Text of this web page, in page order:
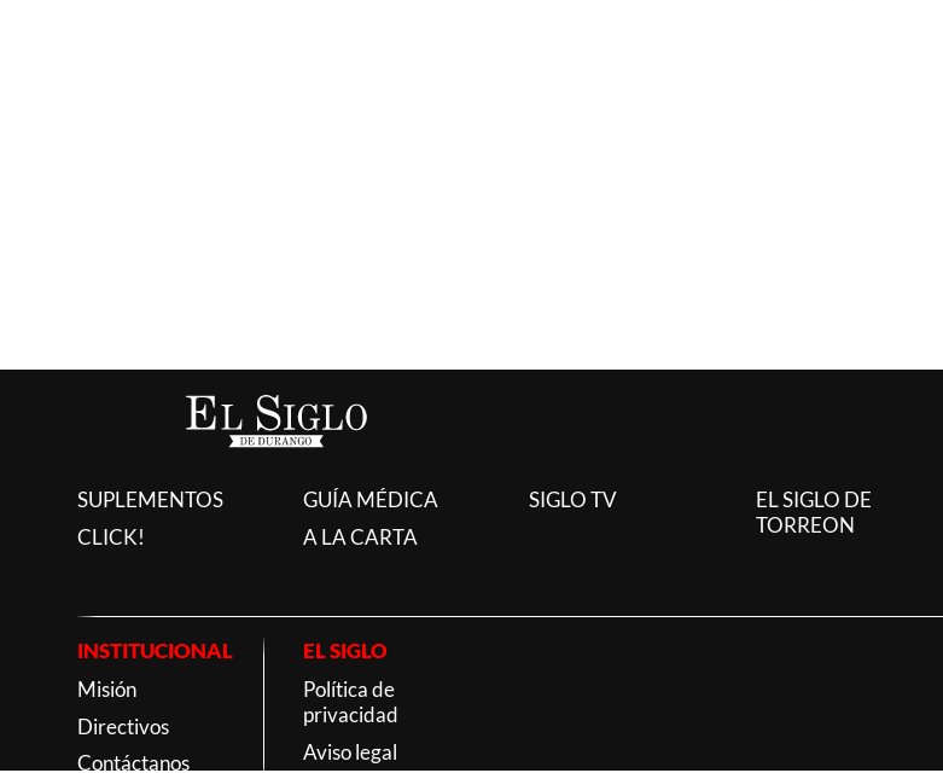
SUPLEMENTOS
CLICK!
GUÍA MÉDICA
A LA CARTA
SIGLO TV
EL SIGLO DE
TORREON
INSTITUCIONAL
Misión
Directivos
Contáctanos
EL SIGLO
Política de
privacidad
Aviso legal